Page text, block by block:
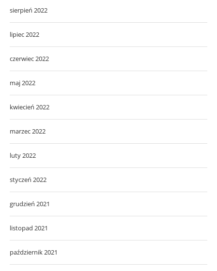
sierpień 2022
lipiec 2022
czerwiec 2022
maj 2022
kwiecień 2022
marzec 2022
luty 2022
styczeń 2022
grudzień 2021
listopad 2021
październik 2021